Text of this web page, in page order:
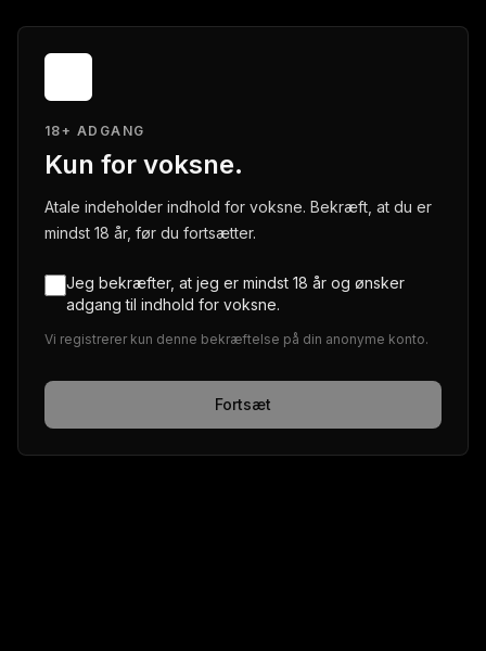
18+ ADGANG
Kun for voksne.
Atale indeholder indhold for voksne. Bekræft, at du er
mindst 18 år, før du fortsætter.
Jeg bekræfter, at jeg er mindst 18 år og ønsker
adgang til indhold for voksne.
Vi registrerer kun denne bekræftelse på din anonyme konto.
Fortsæt